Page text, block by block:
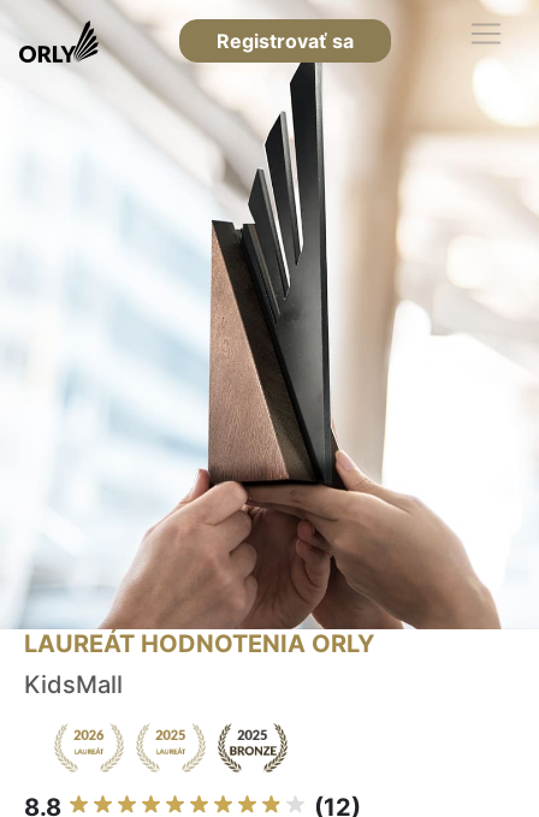
Registrovať sa
LAUREÁT HODNOTENIA ORLY
KidsMall
8.8 (12)